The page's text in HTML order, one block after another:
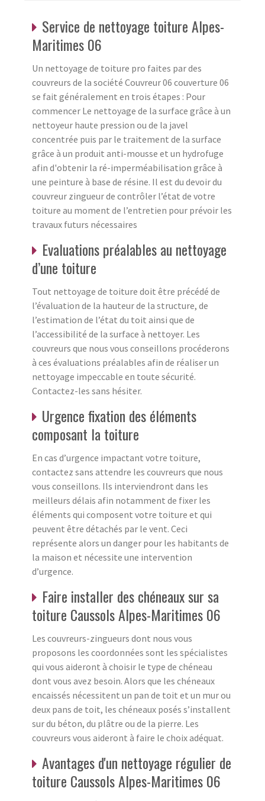
Service de nettoyage toiture Alpes-
Maritimes 06
Un nettoyage de toiture pro faites par des
couvreurs de la société Couvreur 06 couverture 06
se fait généralement en trois étapes : Pour
commencer Le nettoyage de la surface grâce à un
nettoyeur haute pression ou de la javel
concentrée puis par le traitement de la surface
grâce à un produit anti-mousse et un hydrofuge
afin d'obtenir la ré-imperméabilisation grâce à
une peinture à base de résine. Il est du devoir du
couvreur zingueur de contrôler l’état de votre
toiture au moment de l’entretien pour prévoir les
travaux futurs nécessaires
Evaluations préalables au nettoyage
d’une toiture
Tout nettoyage de toiture doit être précédé de
l’évaluation de la hauteur de la structure, de
l’estimation de l’état du toit ainsi que de
l’accessibilité de la surface à nettoyer. Les
couvreurs que nous vous conseillons procéderons
à ces évaluations préalables afin de réaliser un
nettoyage impeccable en toute sécurité.
Contactez-les sans hésiter.
Urgence fixation des éléments
composant la toiture
En cas d’urgence impactant votre toiture,
contactez sans attendre les couvreurs que nous
vous conseillons. Ils interviendront dans les
meilleurs délais afin notamment de fixer les
éléments qui composent votre toiture et qui
peuvent être détachés par le vent. Ceci
représente alors un danger pour les habitants de
la maison et nécessite une intervention
d’urgence.
Faire installer des chéneaux sur sa
toiture Caussols Alpes-Maritimes 06
Les couvreurs-zingueurs dont nous vous
proposons les coordonnées sont les spécialistes
qui vous aideront à choisir le type de chéneau
dont vous avez besoin. Alors que les chéneaux
encaissés nécessitent un pan de toit et un mur ou
deux pans de toit, les chéneaux posés s’installent
sur du béton, du plâtre ou de la pierre. Les
couvreurs vous aideront à faire le choix adéquat.
Avantages d'un nettoyage régulier de
toiture Caussols Alpes-Maritimes 06